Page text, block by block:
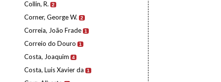
Collin, R. 2
Corner, George W. 2
Correia, João Frade 1
Correio do Douro 1
Costa, Joaquim 4
Costa, Luis Xavier da 1